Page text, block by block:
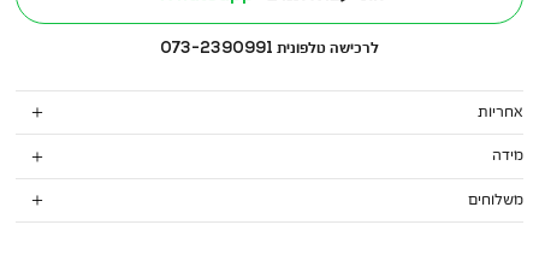
לרכישה טלפונית 073-2390991
אחריות
מידה
משלוחים